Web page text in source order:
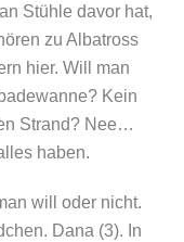
Stühle davor hat,
zu Albatross
hier. Will man
Kein
Strand? Nee…
haben.
will oder nicht.
Dana (3). In